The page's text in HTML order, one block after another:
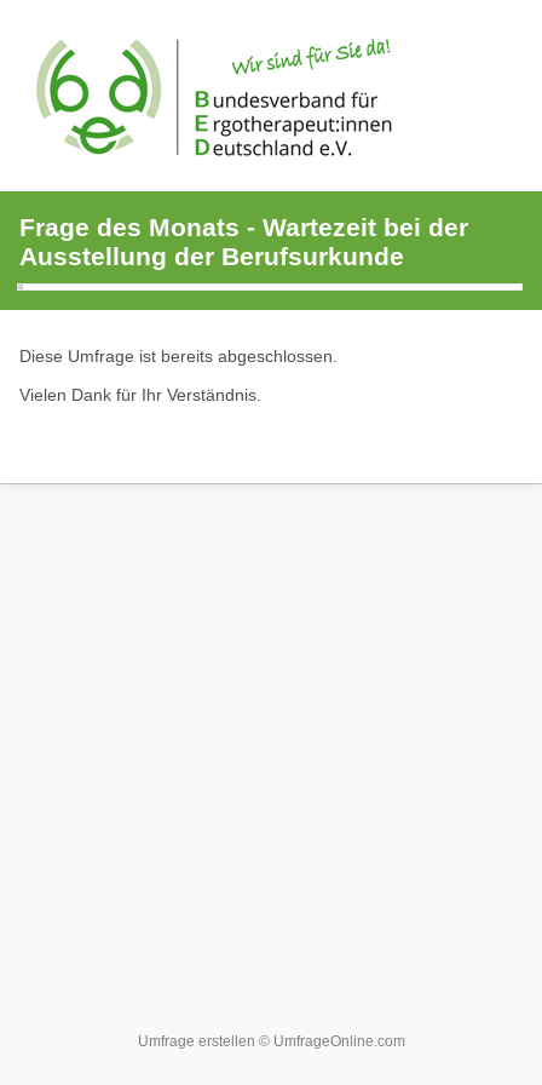
Frage des Monats - Wartezeit bei der
Ausstellung der Berufsurkunde
Diese Umfrage ist bereits abgeschlossen.
Vielen Dank für Ihr Verständnis.
Umfrage erstellen © UmfrageOnline.com